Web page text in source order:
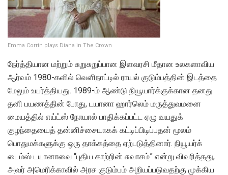
Emma Corrin plays Diana in The Crown
நேர்த்தியான மற்றும் சுறுசுறுப்பான இளவரசி மீதான உலகளாவிய
ஆர்வம் 1980-களில் வெளிநாட்டில் ராயல் குடும்பத்தின் இடத்தை
மேலும் உயர்த்தியது. 1989-ம் ஆண்டு நியூயார்க்குக்கான தனது
தனி பயணத்தின் போது, டயானா ஹார்லெம் மருத்துவமனை
மையத்தில் எய்ட்ஸ் நோயால் பாதிக்கப்பட்ட ஏழு வயதுக்
குழந்தையைத் தன்னிச்சையாகக் கட்டிப்பிடிப்பதன் மூலம்
பொதுமக்களுக்கு ஒரு தாக்கத்தை ஏற்படுத்தினார். நியூயர்க்
டைம்ஸ் டயானாவை “புதிய காற்றின் சுவாசம்” என்று விவரித்தது,
அவர் அமெரிக்காவில் அரச குடும்பம் அறியப்படுவதற்கு முக்கிய